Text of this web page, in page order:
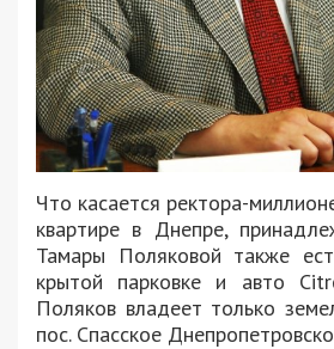
Что касается ректора-
квартире в Днепре,
Тамары Поляковой также
крытой парковке и авто
Поляков владеет только
пос. Спасское